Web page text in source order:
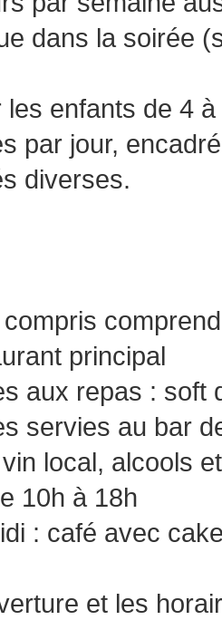
dans la soirée
les enfants de 4
par jour,
diverses.
comprend
principal
aux repas : soft
servies au bar
local, alcools
10h à 18h
: café avec
et les